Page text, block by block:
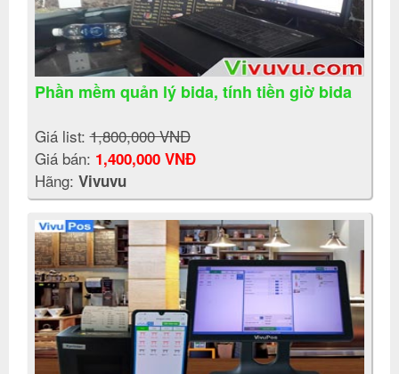
Phần mềm quản lý bida, tính tiền giờ bida
Giá list:1,800,000 VNĐ
Giá bán: 1,400,000 VNĐ
Hãng: Vivuvu